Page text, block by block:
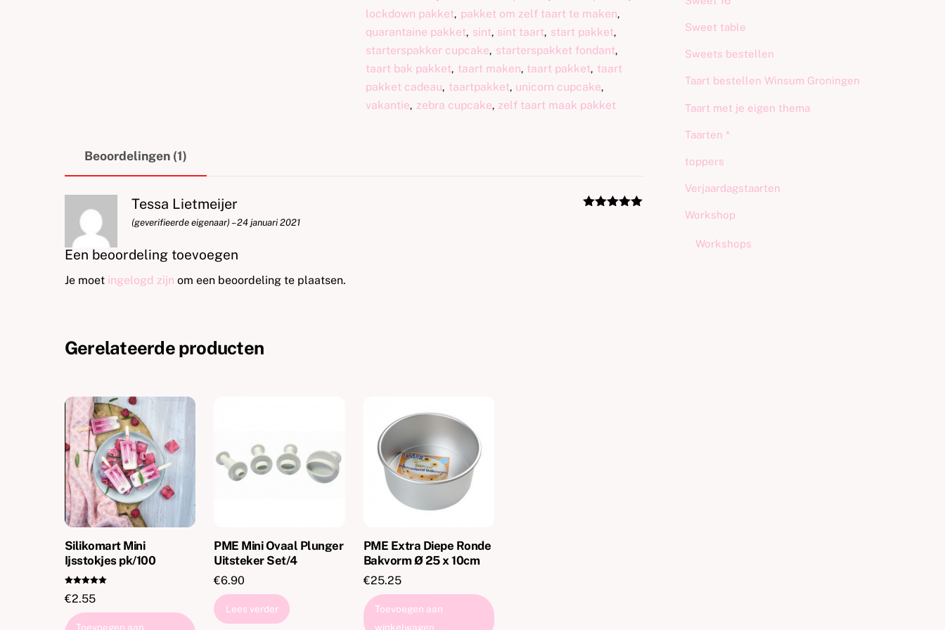
lockdown pakket, pakket om zelf taart te maken,
quarantaine pakket, sint, sint taart, start pakket,
starterspakker cupcake, starterspakket fondant,
taart bak pakket, taart maken, taart pakket, taart
pakket cadeau, taartpakket, unicorn cupcake,
vakantie, zebra cupcake, zelf taart maak pakket
Beoordelingen (1)
Tessa Lietmeijer
(geverifieerde eigenaar)–24 januari 2021
Een beoordeling toevoegen
Je moet ingelogd zijn om een beoordeling te plaatsen.
Gerelateerde producten
Silikomart Mini
Ijsstokjes pk/100
d
uit 5
€2.55
Toevoegen aan
PME Mini Ovaal Plunger
Uitsteker Set/4
€6.90
Lees verder
PME Extra Diepe Ronde
Bakvorm Ø 25 x 10cm
€25.25
Toevoegen aan
winkelwagen
Sweet table
Sweets bestellen
Taart bestellen Winsum Groningen
Taart met je eigen thema
Taarten *
toppers
Verjaardagstaarten
Workshop
Workshops